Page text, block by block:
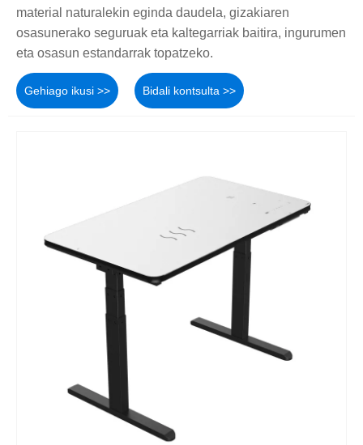
material naturalekin eginda daudela, gizakiaren
osasunerako seguruak eta kaltegarriak baitira, ingurumen
eta osasun estandarrak topatzeko.
Gehiago ikusi >> Bidali kontsulta >>